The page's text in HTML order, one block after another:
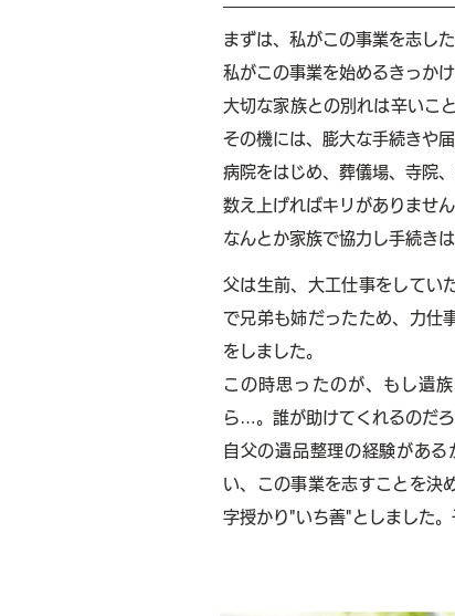
まずは、私がこの事業を志し
私がこの事業を始めるきっか
大切な家族との別れは辛いこ
その機には、膨大な手続きや
病院をはじめ、葬儀場、寺院
数え上げればキリがありません
なんとか家族で協力し手続き
父は生前、大工仕事をしてい
で兄弟も姉だったため、力仕
をしました。
この時思ったのが、もし遺
ら…。誰が助けてくれるのだ
自父の遺品整理の経験があ
い、この事業を志すことを決
字授かり"いち善"としました